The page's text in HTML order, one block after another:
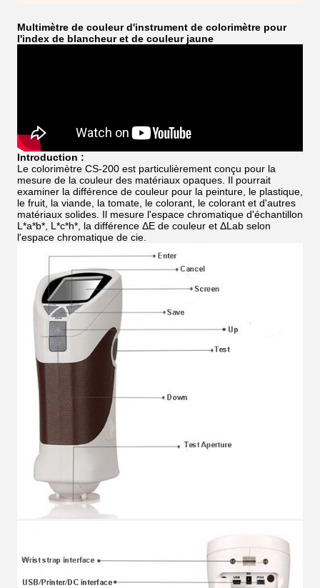
Multimètre de couleur d'instrument de colorimètre pour
l'index de blancheur et de couleur jaune
Introduction :
Le colorimètre CS-200 est particulièrement conçu pour la
mesure de la couleur des matériaux opaques. Il pourrait
examiner la différence de couleur pour la peinture, le plastique,
le fruit, la viande, la tomate, le colorant, le colorant et d'autres
matériaux solides. Il mesure l'espace chromatique d'échantillon
L*a*b*, L*c*h*, la différence ΔE de couleur et ΔLab selon
l'espace chromatique de cie.